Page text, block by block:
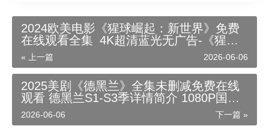
2024欧美电影《猩球崛起：新世界》免费
在线观看全集_4K超清蓝光无广告-《猩球
崛起：新世界》全集详情简介_动作,科幻,
冒险电影在线播放-美美影院在线-国语中字
高清影视迅雷百度云夸克资源下载
« 上一篇 2026-06-06
2025美剧《德黑兰》全集未删减免费在线
观看 德黑兰S1-S3季详情简介 1080P国语
中字_4K高清在线播放-美剧天堂_高清影视
迅雷百度云夸克资源下载
下一篇 »
2026-06-06